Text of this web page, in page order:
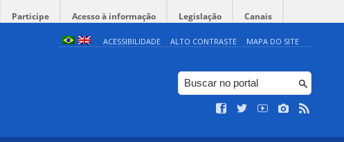
Participe Acesso à informação Legislação Canais
ACESSIBILIDADE ALTO CONTRASTE MAPA DO SITE